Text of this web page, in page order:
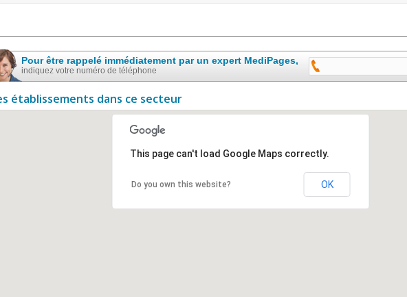
Pour être rappelé immédiatement par un expert MediPages,
indiquez votre numéro de téléphone
établissements dans ce secteur
This page can't load Google Maps correctly.
Do you own this website? OK